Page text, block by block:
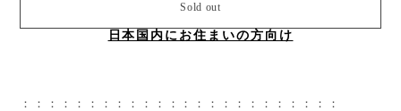
Sold out
日本国内にお住まいの方向け
：：：：：：：：：：：：：：：：：：：：：：：：